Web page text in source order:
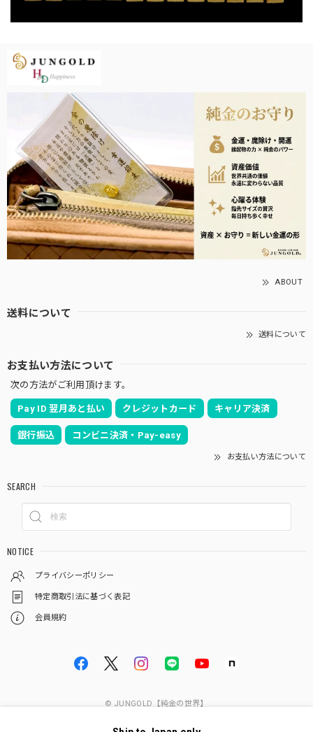
ABOUT
送料について
送料について
お支払い方法について
次の方法がご利用頂けます。
Pay ID 翌月あと払い クレジットカード キャリア決済
銀行振込 コンビニ決済・Pay-easy
お支払い方法について
SEARCH
NOTICE
プライバシーポリシー
特定商取引法に基づく表記
会員規約
© JUNGOLD【純金の世界】